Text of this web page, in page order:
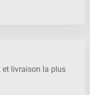
et livraison la plus